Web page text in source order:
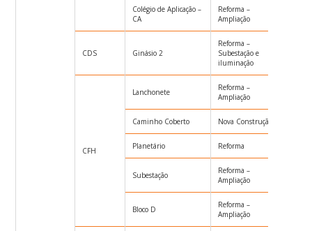
Colégio de Aplicação –
CA
Reforma –
Ampliação
CDS Ginásio 2
Reforma –
Subestação e
iluminação
CFH
Lanchonete
Reforma –
Ampliação
Caminho Coberto Nova Construção
Planetário Reforma
Subestação
Reforma –
Ampliação
Bloco D
Reforma –
Ampliação